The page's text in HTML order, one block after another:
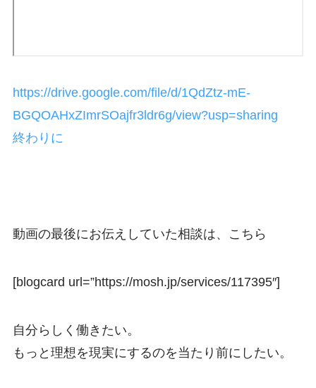
https://drive.google.com/file/d/1QdZtz-mE-
BGQOAHxZImrSOajfr3ldr6g/view?usp=sharing
終わりに
動画の最後にお伝えしていた相談は、こちら
[blogcard url=”https://mosh.jp/services/117395″]
自分らしく働きたい。
もっと理想を現実にするのを当たり前にしたい。